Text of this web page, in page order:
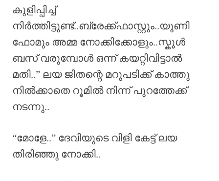
കുളിപ്പിച്ച്
നിർത്തിട്ടുണ്ട്..ബ്രേക്ക്ഫാസ്റ്റും..യൂണി
ഫോമും അമ്മ നോക്കിക്കോളും..സ്കൂൾ
ബസ് വരുമ്പോൾ ഒന്ന് കയറ്റിവിട്ടാൽ
മതി..” ലയ ജിതന്റെ മറുപടിക്ക് കാത്തു
നിൽക്കാതെ റൂമിൽ നിന്ന് പുറത്തേക്ക്
നടന്നു..
“മോളേ..” ദേവിയുടെ വിളി കേട്ട് ലയ
തിരിഞ്ഞു നോക്കി..